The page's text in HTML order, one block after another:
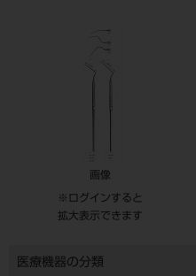
画像
※ログインすると
拡大表示できます
医療機器の分類